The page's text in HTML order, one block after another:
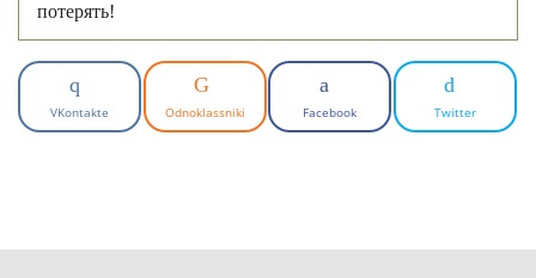
потерять!
VKontakte Odnoklassniki Facebook Twitter